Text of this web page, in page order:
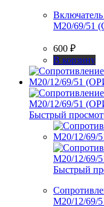
М20/69/51
600 ₽
В корзину
Быстрый
Быстрый
М20/12/